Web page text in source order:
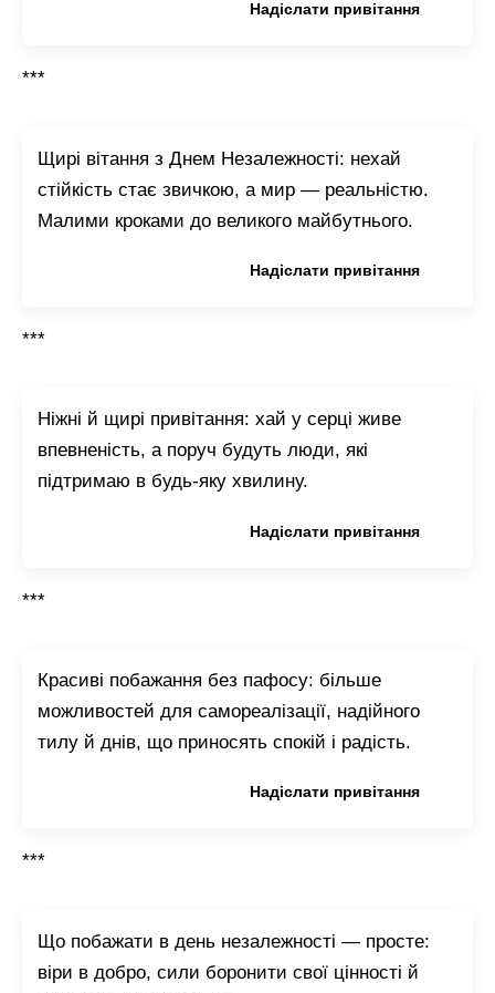
Надіслати привітання
***
Щирі вітання з Днем Незалежності: нехай
стійкість стає звичкою, а мир — реальністю.
Малими кроками до великого майбутнього.
Надіслати привітання
***
Ніжні й щирі привітання: хай у серці живе
впевненість, а поруч будуть люди, які
підтримаю в будь-яку хвилину.
Надіслати привітання
***
Красиві побажання без пафосу: більше
можливостей для самореалізації, надійного
тилу й днів, що приносять спокій і радість.
Надіслати привітання
***
Що побажати в день незалежності — просте:
віри в добро, сили боронити свої цінності й